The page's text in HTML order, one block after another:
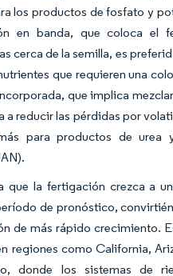
los productos de fosfato y
en banda, que coloca el
cerca de la semilla, es
que requieren una
que implica
a reducir las pérdidas por
para productos de urea
que la fertigación crezca a
de pronóstico,
de más rápido crecimiento.
regiones como California,
donde los sistemas de